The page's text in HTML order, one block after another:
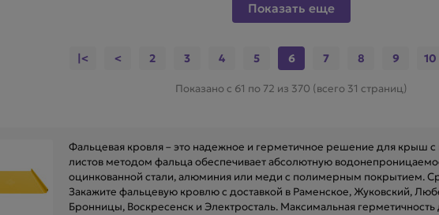
Показать еще
|< < 2 3 4 5 6 7 8 9 10
Показано с 61 по 72 из 370 (всего 31 страниц)
Фальцевая кровля – это надежное и герметичное решение для крыш
листов методом фальца обеспечивает абсолютную
оцинкованной стали, алюминия или меди с полимерным покрытием.
Закажите фальцевую кровлю с доставкой в Раменское, Жуковский,
Бронницы, Воскресенск и Электросталь. Максимальная